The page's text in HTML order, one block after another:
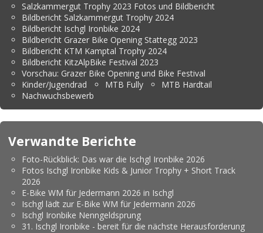
Salzkammergut Trophy 2023 Fotos und Bildbericht
Bildbericht Salzkammergut Trophy 2024
Bildbericht Ischgl Ironbike 2024
Bildbericht Grazer Bike Opening Stattegg 2023
Bildbericht KTM Kamptal Trophy 2024
Bildbericht KitzAlpBike Festival 2023
Vorschau: Grazer Bike Opening und Bike Festival
Kinder/Jugendrad
MTB Fully
MTB Hardtail
Nachwuchsbewerb
Verwandte Berichte
Foto-Rückblick: Das war die Ischgl Ironbike 2026
Fotos Ischgl Ironbike Kids & Junior Trophy + Short Track
2026
E-Bike WM für Jedermann 2026 in Ischgl
Ischgl lädt zur E-Bike WM für Jedermann 2026
Ischgl Ironbike Nenngeldsprung
31. Ischgl Ironbike - bereit für die nächste Herausforderung